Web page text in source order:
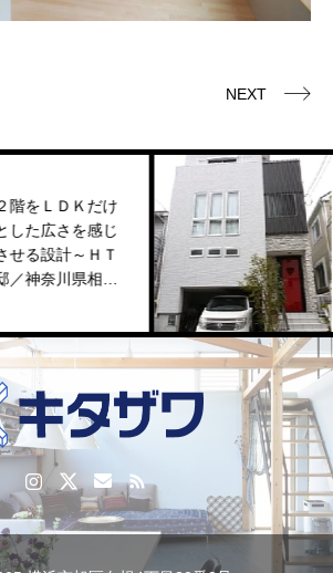
NEXT
自由設計ならでは
の本領を発揮した
木造３階建て～Ｍ
Ｄ邸／横浜市戸塚
区